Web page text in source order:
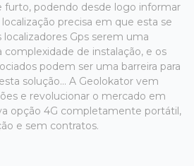
furto, podendo desde logo informar
precisa em que esta se
localizadores Gps serem uma
complexidade de instalação, e os
podem ser uma barreira para
solução... A Geolokator vem
e revolucionar o mercado em
opção 4G completamente portátil,
e sem contratos.